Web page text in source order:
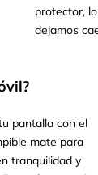
protector,
dejamos
pantalla con el
mate para
tranquilidad y